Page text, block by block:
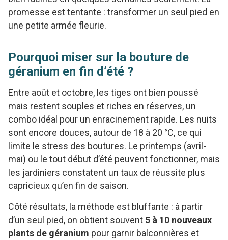
promesse est tentante : transformer un seul pied en
une petite armée fleurie.
Pourquoi miser sur la bouture de
géranium en fin d’été ?
Entre août et octobre, les tiges ont bien poussé
mais restent souples et riches en réserves, un
combo idéal pour un enracinement rapide. Les nuits
sont encore douces, autour de 18 à 20 °C, ce qui
limite le stress des boutures. Le printemps (avril-
mai) ou le tout début d’été peuvent fonctionner, mais
les jardiniers constatent un taux de réussite plus
capricieux qu’en fin de saison.
Côté résultats, la méthode est bluffante : à partir
d’un seul pied, on obtient souvent 5 à 10 nouveaux
plants de géranium pour garnir balconnières et